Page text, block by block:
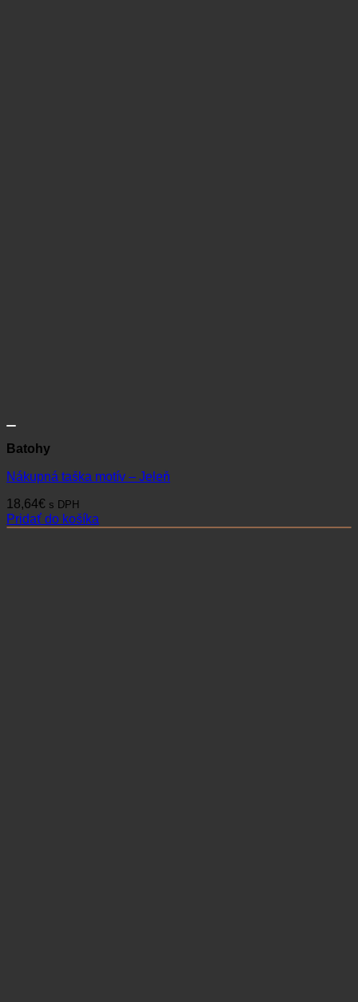
Batohy
Nákupná taška motív – Jeleň
18,64€ s DPH
Pridať do košíka